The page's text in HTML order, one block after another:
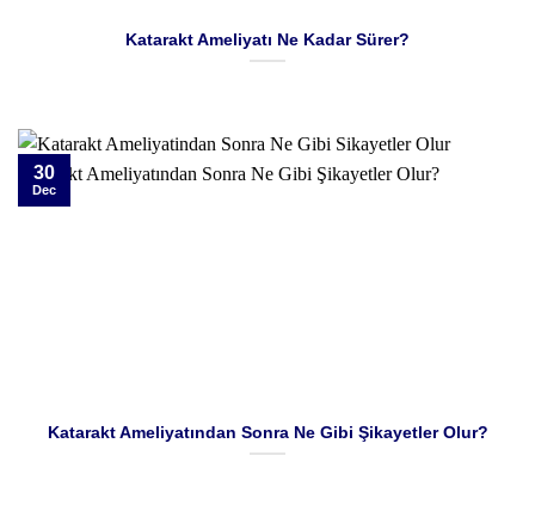
Katarakt Ameliyatı Ne Kadar Sürer?
Katarakt Ameliyatından Sonra Ne Gibi Şikayetler Olur?
30
Dec